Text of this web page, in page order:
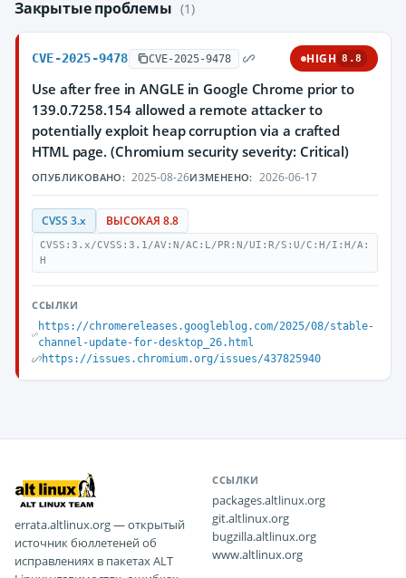
Закрытые проблемы (1)
CVE-2025-9478 CVE-2025-9478 HIGH 8.8
Use after free in ANGLE in Google Chrome prior to
139.0.7258.154 allowed a remote attacker to
potentially exploit heap corruption via a crafted
HTML page. (Chromium security severity: Critical)
ОПУБЛИКОВАНО: 2025-08-26ИЗМЕНЕНО: 2026-06-17
CVSS 3.x ВЫСОКАЯ 8.8
CVSS:3.x/CVSS:3.1/AV:N/AC:L/PR:N/UI:R/S:U/C:H/I:H/A:
H
ССЫЛКИ
https://chromereleases.googleblog.com/2025/08/stable-
channel-update-for-desktop_26.html
https://issues.chromium.org/issues/437825940
errata.altlinux.org — открытый
источник бюллетеней об
исправлениях в пакетах ALT
ССЫЛКИ
packages.altlinux.org
git.altlinux.org
bugzilla.altlinux.org
www.altlinux.org